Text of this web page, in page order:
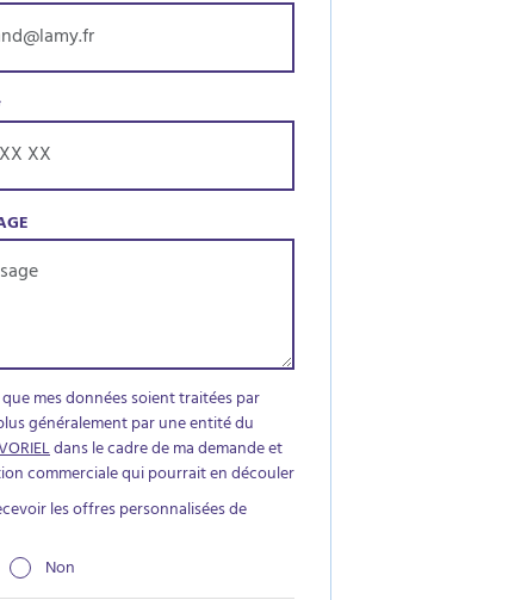
que mes données soient traitées par
généralement par une entité du
dans le cadre de ma demande et
commerciale qui pourrait en découler
les offres personnalisées de
Non